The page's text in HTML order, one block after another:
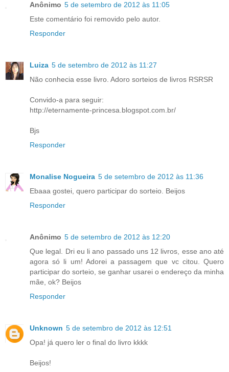
Anônimo 5 de setembro de 2012 às 11:05
Este comentário foi removido pelo autor.
Responder
Luiza 5 de setembro de 2012 às 11:27
Não conhecia esse livro. Adoro sorteios de livros RSRSR
Convido-a para seguir:
http://eternamente-princesa.blogspot.com.br/
Bjs
Responder
Monalise Nogueira 5 de setembro de 2012 às 11:36
Ebaaa gostei, quero participar do sorteio. Beijos
Responder
Anônimo 5 de setembro de 2012 às 12:20
Que legal. Dri eu li ano passado uns 12 livros, esse ano até
agora só li um! Adorei a passagem que vc citou. Quero
participar do sorteio, se ganhar usarei o endereço da minha
mãe, ok? Beijos
Responder
Unknown 5 de setembro de 2012 às 12:51
Opa! já quero ler o final do livro kkkk
Beijos!